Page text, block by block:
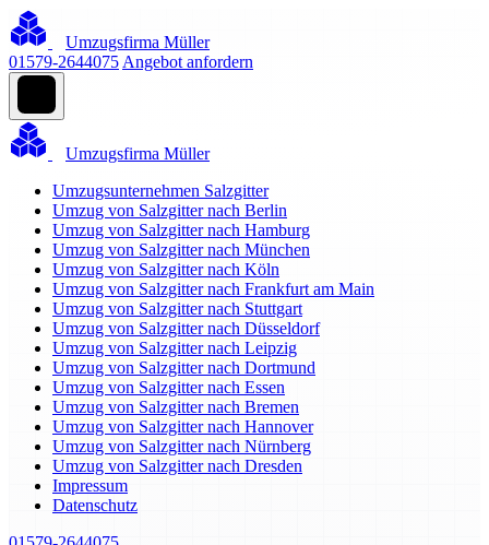
Umzugsfirma Müller
01579-2644075 Angebot anfordern
Umzugsfirma Müller
Umzugsunternehmen Salzgitter
Umzug von Salzgitter nach Berlin
Umzug von Salzgitter nach Hamburg
Umzug von Salzgitter nach München
Umzug von Salzgitter nach Köln
Umzug von Salzgitter nach Frankfurt am Main
Umzug von Salzgitter nach Stuttgart
Umzug von Salzgitter nach Düsseldorf
Umzug von Salzgitter nach Leipzig
Umzug von Salzgitter nach Dortmund
Umzug von Salzgitter nach Essen
Umzug von Salzgitter nach Bremen
Umzug von Salzgitter nach Hannover
Umzug von Salzgitter nach Nürnberg
Umzug von Salzgitter nach Dresden
Impressum
Datenschutz